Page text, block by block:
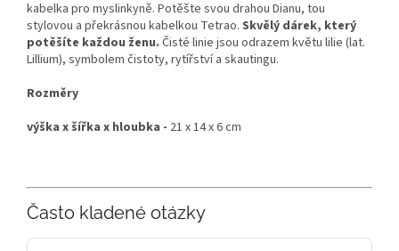
kabelka pro myslinkyně. Potěšte svou drahou Dianu, tou
stylovou a překrásnou kabelkou Tetrao. Skvělý dárek, který
potěšíte každou ženu. Čisté linie jsou odrazem květu lilie (lat.
Lillium), symbolem čistoty, rytířství a skautingu.
Rozměry
výška x šířka x hloubka - 21 x 14 x 6 cm
Často kladené otázky